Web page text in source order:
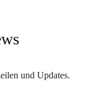
und Updates.